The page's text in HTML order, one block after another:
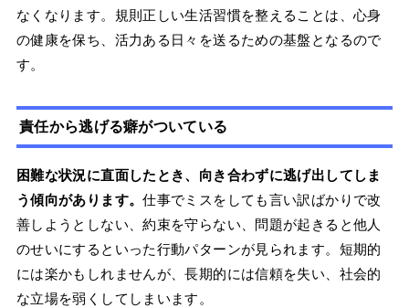
なくなります。規則正しい生活習慣を整えることは、心身
の健康を保ち、活力ある日々を送るための基盤となるので
す。
責任から逃げる癖がついている
困難な状況に直面したとき、向き合わずに逃げ出してしま
う傾向があります。仕事でミスをしても言い訳ばかりで改
善しようとしない、約束を守らない、問題が起きると他人
のせいにするといった行動パターンが見られます。短期的
には楽かもしれませんが、長期的には信頼を失い、社会的
な立場を弱くしてしまいます。